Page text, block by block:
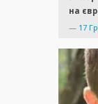
на
— 17